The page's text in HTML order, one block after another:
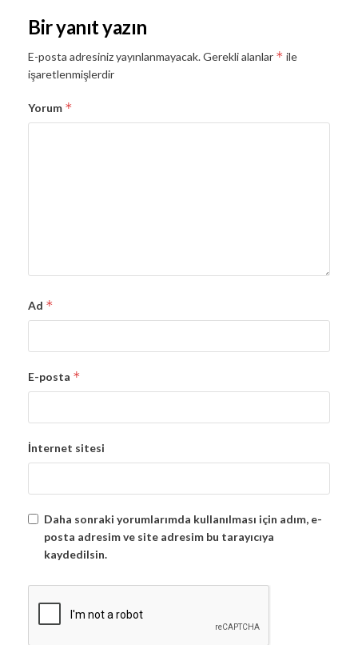
Bir yanıt yazın
E-posta adresiniz yayınlanmayacak.Gerekli alanlar * ile
işaretlenmişlerdir
Yorum *
Ad *
E-posta *
İnternet sitesi
Daha sonraki yorumlarımda kullanılması için adım, e-
posta adresim ve site adresim bu tarayıcıya
kaydedilsin.